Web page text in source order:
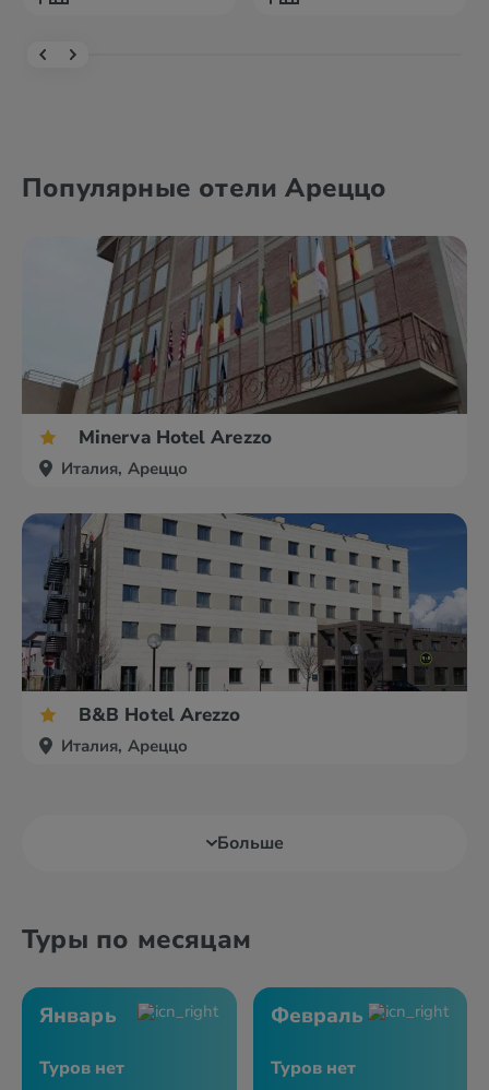
Популярные отели Ареццо
Minerva Hotel Arezzo
Италия, Ареццо
B&B Hotel Arezzo
Италия, Ареццо
Больше
Туры по месяцам
Январь
Туров нет
Февраль
Туров нет